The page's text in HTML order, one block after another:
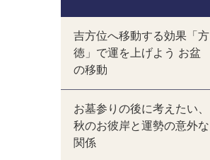
吉方位へ移動する効果「方
徳」で運を上げよう お盆
の移動
お墓参りの後に考えたい、
秋のお彼岸と運勢の意外な
関係